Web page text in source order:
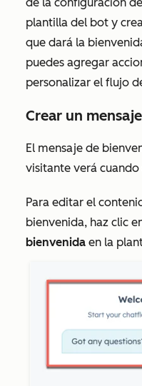
plantilla del bot y
que dará la
puedes agregar
personalizar el flujo
Crear un
El mensaje de
visitante verá
Para editar el
bienvenida, haz clic
bienvenida en la